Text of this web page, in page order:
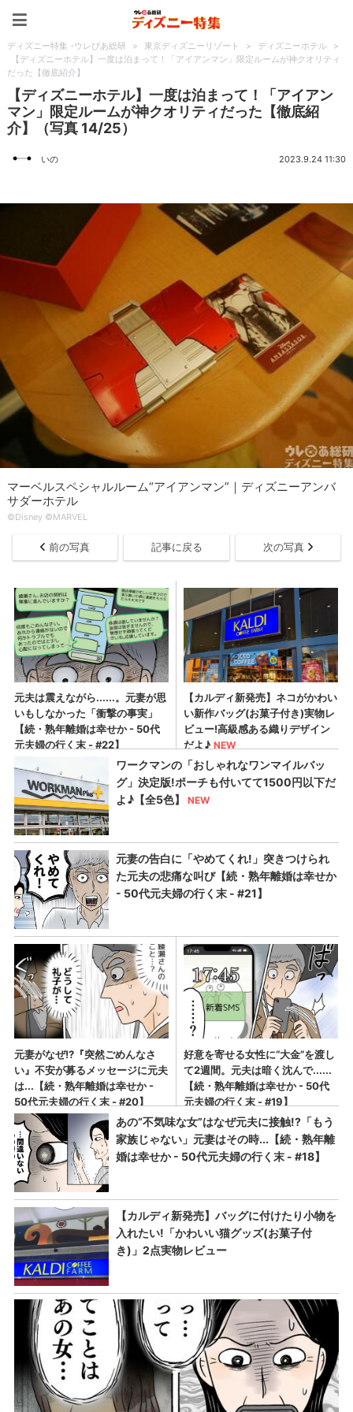
ディズニー特集 -ウレぴあ総研 > 東京ディズニーリゾート > ディズニーホテル
>
【ディズニーホテル】一度は泊まって！「アイアンマン」限定ルームが神クオリティ
だった【徹底紹介】
【ディズニーホテル】一度は泊まって！「アイアン
マン」限定ルームが神クオリティだった【徹底紹
介】（写真 14/25）
いの 2023.9.24 11:30
マーベルスペシャルルーム“アイアンマン”｜ディズニーアンバ
サダーホテル
©Disney ©MARVEL
前の写真 記事に戻る 次の写真